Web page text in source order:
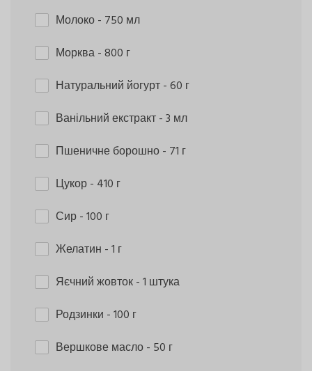
Молоко- 750 мл
Морква- 800 г
Натуральний йогурт- 60 г
Ванільний екстракт- 3 мл
Пшеничне борошно- 71 г
Цукор- 410 г
Сир- 100 г
Желатин - 1 г
Яєчний жовток- 1 штука
Родзинки - 100 г
Вершкове масло- 50 г